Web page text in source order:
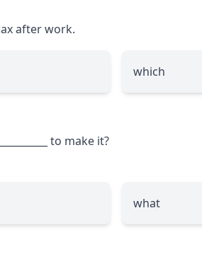
after work.
which
to make it?
what